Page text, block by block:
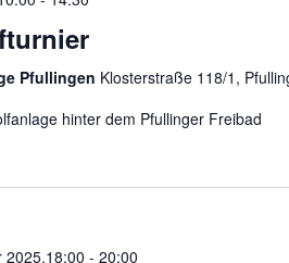
Pfullingen Klosterstraße 118/1,
hinter dem Pfullinger Freibad
2025,18:00 - 20:00